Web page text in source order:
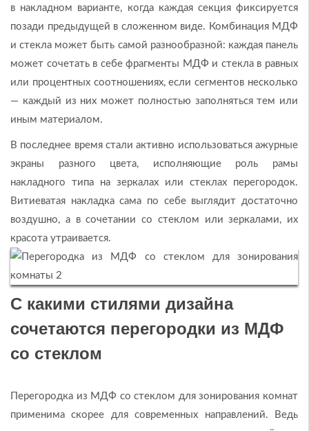
в накладном варианте, когда каждая секция фиксируется
позади предыдущей в сложенном виде. Комбинация MДФ
и стекла может быть самой разнообразной: каждая панель
может сочетать в себе фрагменты МДФ и стекла в равных
или процентных соотношениях, если сегментов несколько
— каждый из них может полностью заполняться тем или
иным материалом.
В последнее время стали активно использоваться ажурные
экраны разного цвета, исполняющие роль рамы
накладного типа на зеркалах или стеклах перегородок.
Витиеватая накладка сама по себе выглядит достаточно
воздушно, а в сочетании со стеклом или зеркалами, их
красота утраивается.
С какими стилями дизайна
сочетаются перегородки из МДФ
со стеклом
Перегородка из МДФ со стеклом для зонирования комнат
применима скорее для современных направлений. Ведь